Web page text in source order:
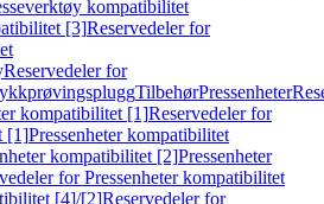
kompatibilitet
[3]Reservedeler for
Reservedeler for
TilbehørPressenheter
kompatibilitet [1]Reservedeler for
[1]Pressenheter kompatibilitet
kompatibilitet [2]Pressenheter
for Pressenheter kompatibilitet
[4]/[2]Reservedeler for